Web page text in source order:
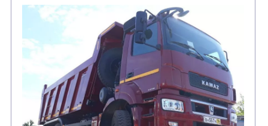
Колесная формула
Заказать
Кредит/Лизинг